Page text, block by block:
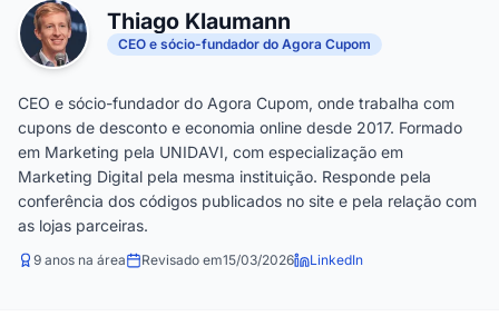
Thiago Klaumann
CEO e sócio-fundador do Agora Cupom
CEO e sócio-fundador do Agora Cupom, onde trabalha com
cupons de desconto e economia online desde 2017. Formado
em Marketing pela UNIDAVI, com especialização em
Marketing Digital pela mesma instituição. Responde pela
conferência dos códigos publicados no site e pela relação com
as lojas parceiras.
9 anos na área Revisado em15/03/2026 LinkedIn